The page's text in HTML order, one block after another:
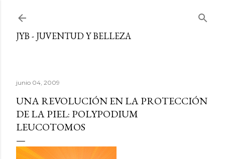
JYB - JUVENTUD Y BELLEZA
junio 04, 2009
UNA REVOLUCIÓN EN LA PROTECCIÓN
DE LA PIEL: POLYPODIUM
LEUCOTOMOS